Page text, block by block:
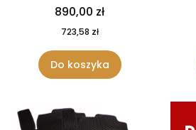
890,00 zł
723,58 zł
Do koszyka